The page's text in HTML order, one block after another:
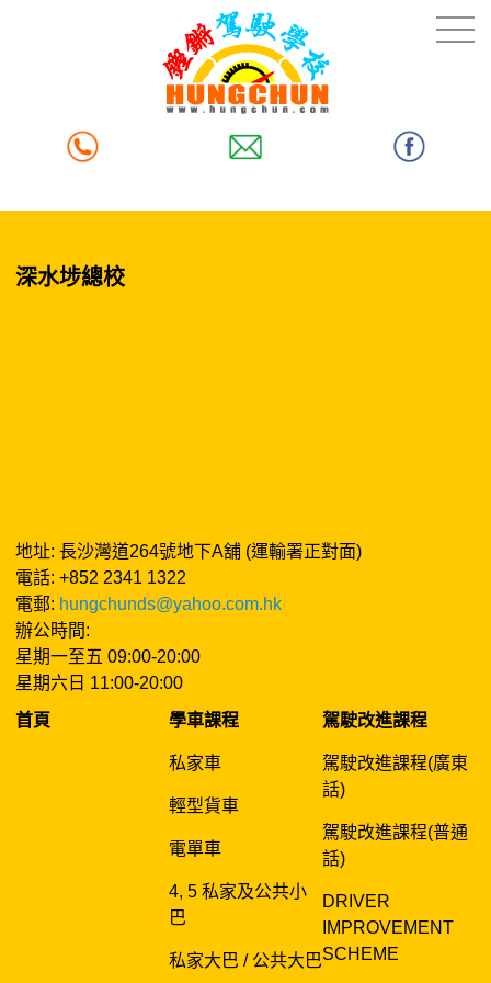
深水埗總校
地址: 長沙灣道264號地下A舖 (運輸署正對面)
電話: +852 2341 1322
電郵: hungchunds@yahoo.com.hk
辦公時間:
星期一至五 09:00-20:00
星期六日 11:00-20:00
首頁
學車課程
私家車
輕型貨車
電單車
4, 5 私家及公共小
巴
私家大巴 / 公共大巴
駕駛改進課程
駕駛改進課程(廣東
話)
駕駛改進課程(普通
話)
DRIVER
IMPROVEMENT
SCHEME